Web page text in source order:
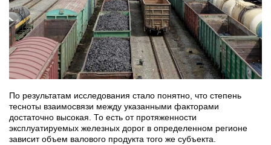
По результатам исследования стало понятно, что степень
тесноты взаимосвязи между указанными факторами
достаточно высокая. То есть от протяженности
эксплуатируемых железных дорог в определенном регионе
зависит объем валового продукта того же субъекта.